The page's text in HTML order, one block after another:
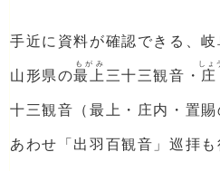
手近に資料が確認できる、岐
山形県の最上
もがみ
三十三観音・
しょ
十三観音（最上・庄内・置
あわせ「出羽百観音」巡拝